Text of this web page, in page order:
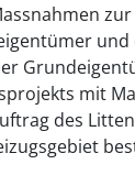
und
mit
des